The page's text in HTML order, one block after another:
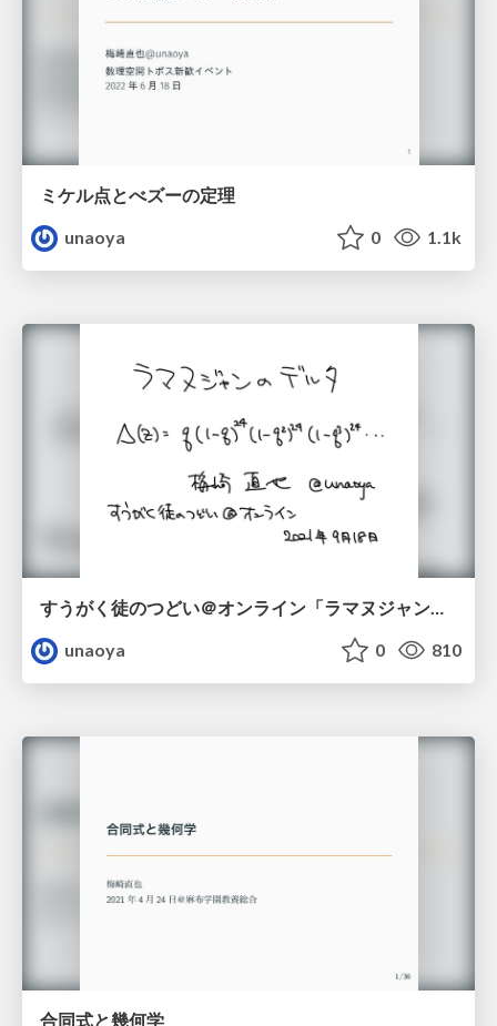
ミケル点とべズーの定理
unaoya
0 1.1k
すうがく徒のつどい＠オンライン「ラマヌジャンのデルタ」
unaoya
0 810
合同式と幾何学